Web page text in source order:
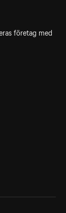
företag med